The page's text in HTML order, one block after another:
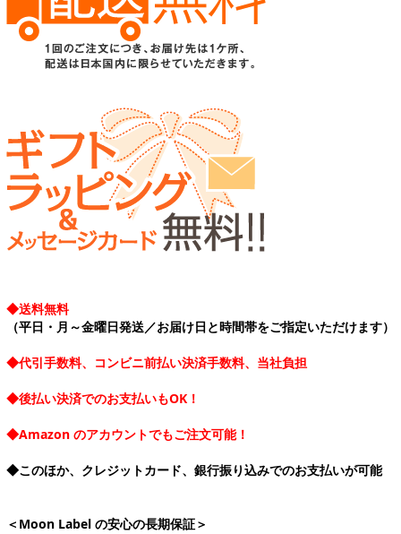
◆送料無料
（平日・月～金曜日発送／お届け日と時間帯をご指定いただけます）
◆代引手数料、コンビニ前払い決済手数料、当社負担
◆後払い決済でのお支払いもOK！
◆Amazon のアカウントでもご注文可能！
◆このほか、クレジットカード、銀行振り込みでのお支払いが可能
＜Moon Label の安心の長期保証＞